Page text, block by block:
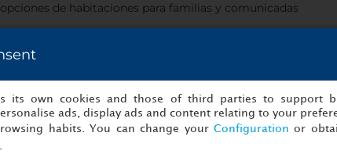
de habitaciones para familias y comunicadas
parque
bodega de vino y bar-coctelería dentro de ellas
tentempiés antes de dormir contamos con opciones:
its own cookies and those of third parties to support
ads, display ads and content relating to your
habits. You can change your Configuration or